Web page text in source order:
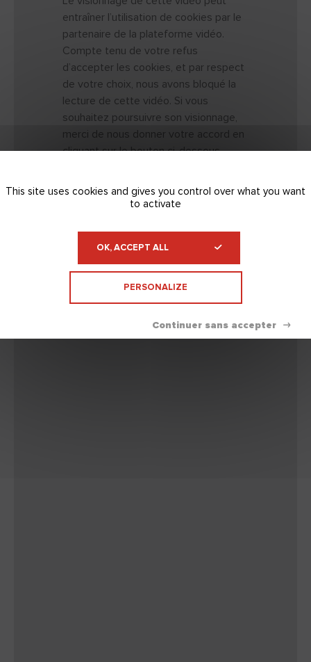
entraîner l’utilisation de cookies par le
partenaire de la plateforme vidéo.
Compte tenu de votre refus
d’accepter les cookies, et par respect
de votre choix, nous avons bloqué la
lecture de cette vidéo. Si vous
souhaitez poursuivre son visionnage,
merci de nous donner votre accord en
cliquant sur le bouton ci-dessous.
This site uses cookies and gives you control over what you want
to activate
OK, ACCEPT ALL
PERSONALIZE